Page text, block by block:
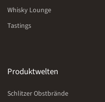
Whisky Lounge
Tastings
Produktwelten
Schlitzer Obstbrände